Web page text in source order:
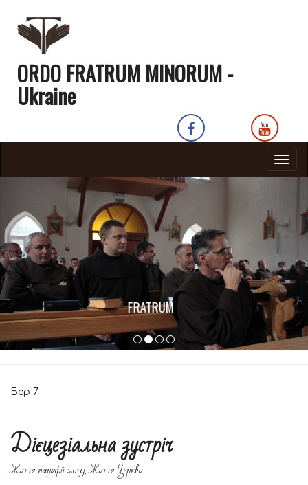
ORDO FRATRUM MINORUM -
Ukraine
FRATRUM
Бер 7
Дієцезіальна зустріч
Життя парафії 2019,Життя Церкви